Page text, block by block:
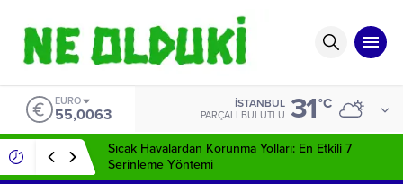
EURO
55,0063
İSTANBUL
PARÇALI BULUTLU 31°C
Sıcak Havalardan Korunma Yolları: En Etkili 7
Serinleme Yöntemi